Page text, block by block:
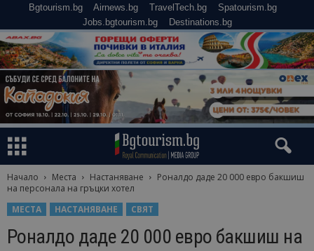
Bgtourism.bg Airnews.bg TravelTech.bg
Spatourism.bg
Jobs.bgtourism.bg
Destinations.bg
Начало Места Настаняване
Роналдо даде 20 000 евро бакшиш
на персонала на гръцки хотел
МЕСТА
НАСТАНЯВАНЕ СВЯТ
Роналдо даде 20 000 евро бакшиш на